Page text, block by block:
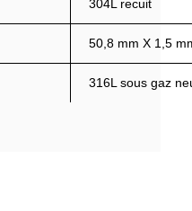
304L recuit
50,8 mm X 1,5
316L sous gaz